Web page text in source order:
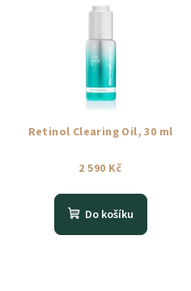
Retinol Clearing Oil, 30 ml
2 590 Kč
Do košíku